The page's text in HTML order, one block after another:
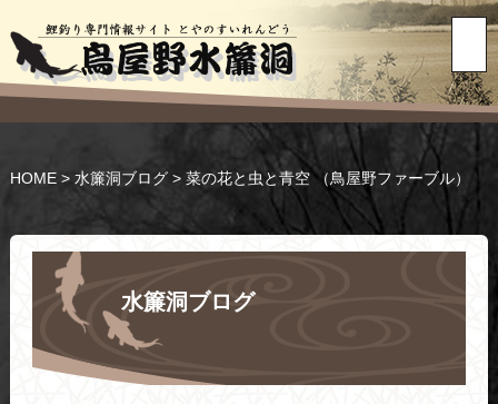
HOME> 水簾洞ブログ> 菜の花と虫と青空 （鳥屋野ファーブル）
水簾洞ブログ